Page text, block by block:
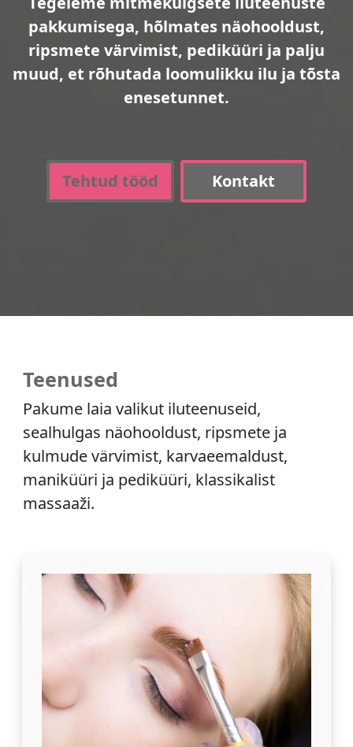
pakkumisega, hõlmates näohooldust,
ripsmete värvimist, pediküüri ja palju
muud, et rõhutada loomulikku ilu ja tõsta
enesetunnet.
Tehtud tööd Kontakt
Teenused
Pakume laia valikut iluteenuseid,
sealhulgas näohooldust, ripsmete ja
kulmude värvimist, karvaeemaldust,
maniküüri ja pediküüri, klassikalist
massaaži.